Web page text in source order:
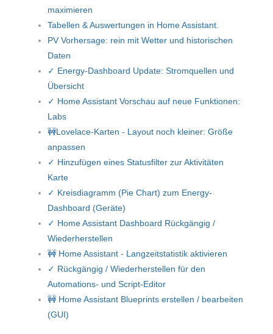
maximieren
Tabellen & Auswertungen in Home Assistant.
PV Vorhersage: rein mit Wetter und historischen
Daten
✓ Energy-Dashboard Update: Stromquellen und
Übersicht
✓ Home Assistant Vorschau auf neue Funktionen:
Labs
🚧Lovelace-Karten - Layout noch kleiner: Größe
anpassen
✓ Hinzufügen eines Statusfilter zur Aktivitäten
Karte
✓ Kreisdiagramm (Pie Chart) zum Energy-
Dashboard (Geräte)
✓ Home Assistant Dashboard Rückgängig /
Wiederherstellen
🚧 Home Assistant - Langzeitstatistik aktivieren
✓ Rückgängig / Wiederherstellen für den
Automations- und Script-Editor
🚧 Home Assistant Blueprints erstellen / bearbeiten
(GUI)